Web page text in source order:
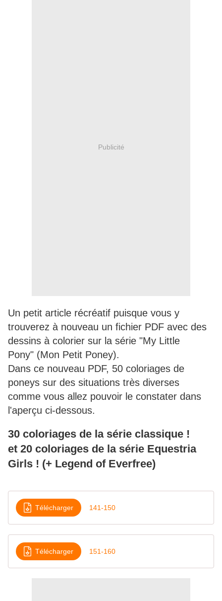
Publicité
Un petit article récréatif puisque vous y
trouverez à nouveau un fichier PDF avec des
dessins à colorier sur la série "My Little
Pony" (Mon Petit Poney).
Dans ce nouveau PDF, 50 coloriages de
poneys sur des situations très diverses
comme vous allez pouvoir le constater dans
l'aperçu ci-dessous.
30 coloriages de la série classique !
et 20 coloriages de la série Equestria
Girls ! (+ Legend of Everfree)
Télécharger 141-150
Télécharger 151-160